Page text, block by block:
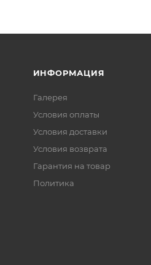
ИНФОРМАЦИЯ
Галерея
Условия оплаты
Условия доставки
Условия возврата
Гарантия на товар
Политика